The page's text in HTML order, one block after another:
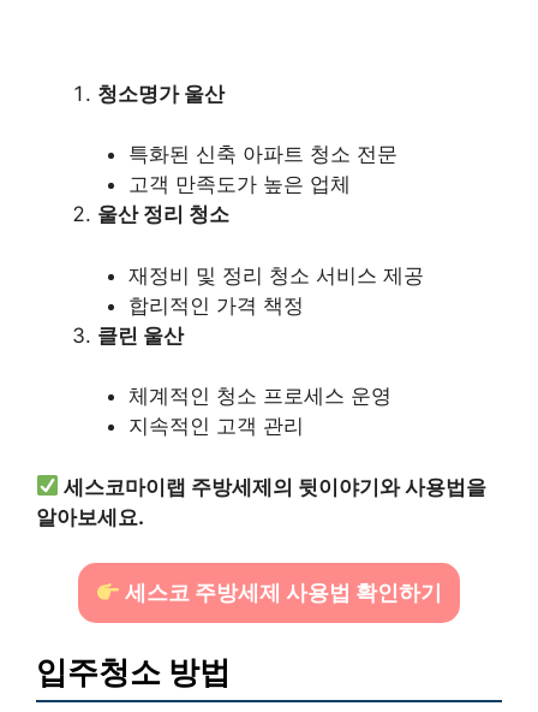
청소명가 울산
특화된 신축 아파트 청소 전문
고객 만족도가 높은 업체
울산 정리 청소
재정비 및 정리 청소 서비스 제공
합리적인 가격 책정
클린 울산
체계적인 청소 프로세스 운영
지속적인 고객 관리
세스코마이랩 주방세제의 뒷이야기와 사용법을
알아보세요.
세스코 주방세제 사용법 확인하기
입주청소 방법